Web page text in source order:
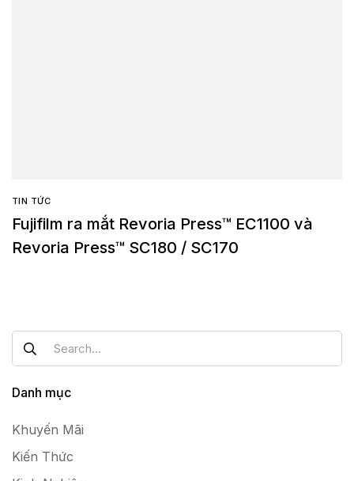
TIN TỨC
Fujifilm ra mắt Revoria Press™ EC1100 và
Revoria Press™ SC180 / SC170
Danh mục
Khuyến Mãi
Kiến Thức